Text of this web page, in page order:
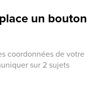
un bouton
coordonnées de votre
sur 2 sujets